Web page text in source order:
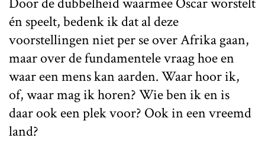
én speelt, bedenk ik dat al deze
voorstellingen niet per se over Afrika gaan,
maar over de fundamentele vraag hoe en
waar een mens kan aarden. Waar hoor ik,
of, waar mag ik horen? Wie ben ik en is
daar ook een plek voor? Ook in een vreemd
land?